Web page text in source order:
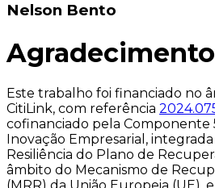
Nelson Bento
Este trabalho foi financiado no
CitiLink, com referência
cofinanciado pela Componente
Inovação Empresarial,
Resiliência do Plano de
âmbito do Mecanismo de